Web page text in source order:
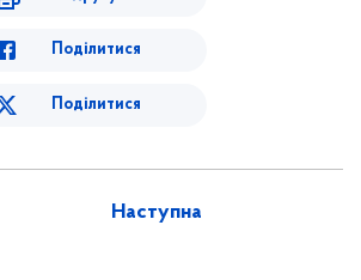
Поділитися
Поділитися
Наступна